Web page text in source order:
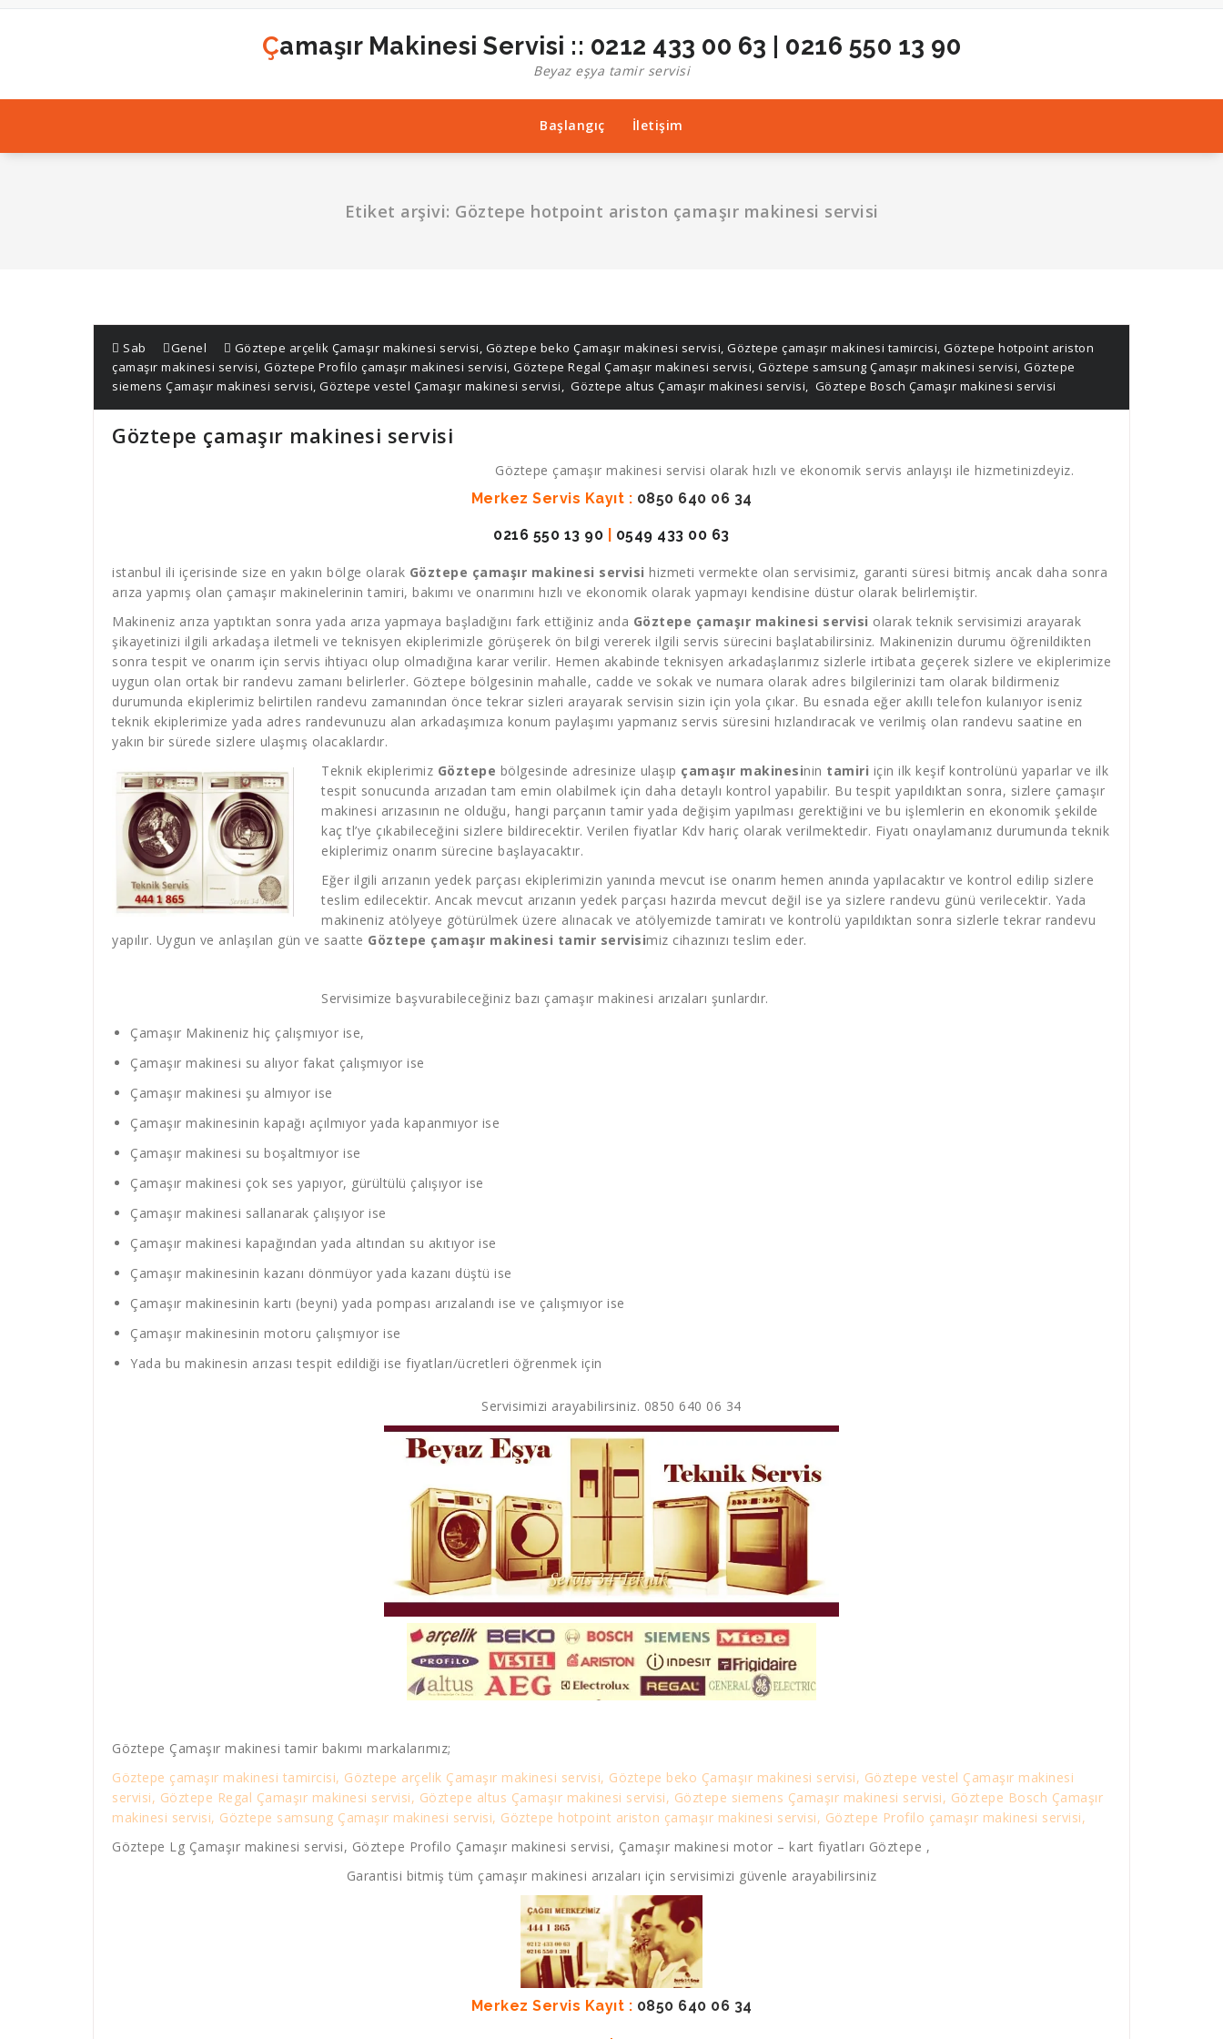
İçeriğe
Çamaşır Makinesi Servisi :: 0212 433 00 63 | 0216 550 13 90
Beyaz eşya tamir servisi
Başlangıç İletişim
Etiket arşivi: Göztepe hotpoint ariston çamaşır makinesi servisi
Sab Genel Göztepe arçelik Çamaşır makinesi servisi, Göztepe beko Çamaşır makinesi servisi, Göztepe çamaşır makinesi tamircisi, Göztepe hotpoint ariston
çamaşır makinesi servisi, Göztepe Profilo çamaşır makinesi servisi, Göztepe Regal Çamaşır makinesi servisi, Göztepe samsung Çamaşır makinesi servisi, Göztepe
siemens Çamaşır makinesi servisi, Göztepe vestel Çamaşır makinesi servisi, Göztepe altus Çamaşır makinesi servisi, Göztepe Bosch Çamaşır makinesi servisi
Göztepe çamaşır makinesi servisi
Göztepe çamaşır makinesi servisi olarak hızlı ve ekonomik servis anlayışı ile hizmetinizdeyiz.
Merkez Servis Kayıt : 0850 640 06 34
0216 550 13 90 0549 433 00 63
istanbul ili içerisinde size en yakın bölge olarak Göztepe çamaşır makinesi servisi hizmeti vermekte olan servisimiz, garanti süresi bitmiş ancak daha sonra
arıza yapmış olan çamaşır makinelerinin tamiri, bakımı ve onarımını hızlı ve ekonomik olarak yapmayı kendisine düstur olarak belirlemiştir.
Makineniz arıza yaptıktan sonra yada arıza yapmaya başladığını fark ettiğiniz anda Göztepe çamaşır makinesi servisi olarak teknik servisimizi arayarak
şikayetinizi ilgili arkadaşa iletmeli ve teknisyen ekiplerimizle görüşerek ön bilgi vererek ilgili servis sürecini başlatabilirsiniz. Makinenizin durumu öğrenildikten
sonra tespit ve onarım için servis ihtiyacı olup olmadığına karar verilir. Hemen akabinde teknisyen arkadaşlarımız sizlerle irtibata geçerek sizlere ve ekiplerimize
uygun olan ortak bir randevu zamanı belirlerler. Göztepe bölgesinin mahalle, cadde ve sokak ve numara olarak adres bilgilerinizi tam olarak bildirmeniz
durumunda ekiplerimiz belirtilen randevu zamanından önce tekrar sizleri arayarak servisin sizin için yola çıkar. Bu esnada eğer akıllı telefon kulanıyor iseniz
teknik ekiplerimize yada adres randevunuzu alan arkadaşımıza konum paylaşımı yapmanız servis süresini hızlandıracak ve verilmiş olan randevu saatine en
yakın bir sürede sizlere ulaşmış olacaklardır.
Teknik ekiplerimiz Göztepe bölgesinde adresinize ulaşıp çamaşır makinesinin tamiri için ilk keşif kontrolünü yaparlar ve ilk
tespit sonucunda arızadan tam emin olabilmek için daha detaylı kontrol yapabilir. Bu tespit yapıldıktan sonra, sizlere çamaşır
makinesi arızasının ne olduğu, hangi parçanın tamir yada değişim yapılması gerektiğini ve bu işlemlerin en ekonomik şekilde
kaç tl’ye çıkabileceğini sizlere bildirecektir. Verilen fiyatlar Kdv hariç olarak verilmektedir. Fiyatı onaylamanız durumunda teknik
ekiplerimiz onarım sürecine başlayacaktır.
Eğer ilgili arızanın yedek parçası ekiplerimizin yanında mevcut ise onarım hemen anında yapılacaktır ve kontrol edilip sizlere
teslim edilecektir. Ancak mevcut arızanın yedek parçası hazırda mevcut değil ise ya sizlere randevu günü verilecektir. Yada
makineniz atölyeye götürülmek üzere alınacak ve atölyemizde tamiratı ve kontrolü yapıldıktan sonra sizlerle tekrar randevu
yapılır. Uygun ve anlaşılan gün ve saatte Göztepe çamaşır makinesi tamir servisimiz cihazınızı teslim eder.
Servisimize başvurabileceğiniz bazı çamaşır makinesi arızaları şunlardır.
Çamaşır Makineniz hiç çalışmıyor ise,
Çamaşır makinesi su alıyor fakat çalışmıyor ise
Çamaşır makinesi şu almıyor ise
Çamaşır makinesinin kapağı açılmıyor yada kapanmıyor ise
Çamaşır makinesi su boşaltmıyor ise
Çamaşır makinesi çok ses yapıyor, gürültülü çalışıyor ise
Çamaşır makinesi sallanarak çalışıyor ise
Çamaşır makinesi kapağından yada altından su akıtıyor ise
Çamaşır makinesinin kazanı dönmüyor yada kazanı düştü ise
Çamaşır makinesinin kartı (beyni) yada pompası arızalandı ise ve çalışmıyor ise
Çamaşır makinesinin motoru çalışmıyor ise
Yada bu makinesin arızası tespit edildiği ise fiyatları/ücretleri öğrenmek için
Servisimizi arayabilirsiniz. 0850 640 06 34
Göztepe Çamaşır makinesi tamir bakımı markalarımız;
Göztepe çamaşır makinesi tamircisi, Göztepe arçelik Çamaşır makinesi servisi, Göztepe beko Çamaşır makinesi servisi, Göztepe vestel Çamaşır makinesi
servisi, Göztepe Regal Çamaşır makinesi servisi, Göztepe altus Çamaşır makinesi servisi, Göztepe siemens Çamaşır makinesi servisi, Göztepe Bosch Çamaşır
makinesi servisi, Göztepe samsung Çamaşır makinesi servisi, Göztepe hotpoint ariston çamaşır makinesi servisi, Göztepe Profilo çamaşır makinesi servisi,
Göztepe Lg Çamaşır makinesi servisi, Göztepe Profilo Çamaşır makinesi servisi, Çamaşır makinesi motor – kart fiyatları Göztepe ,
Garantisi bitmiş tüm çamaşır makinesi arızaları için servisimizi güvenle arayabilirsiniz
Merkez Servis Kayıt : 0850 640 06 34